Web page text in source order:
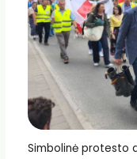
Simbolinė protesto